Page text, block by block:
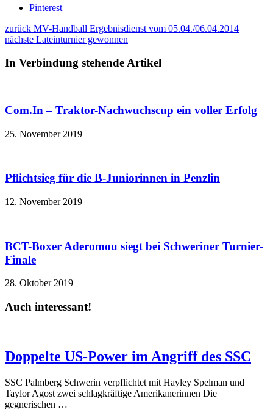
Pinterest
zurück MV-Handball Ergebnisdienst vom 05.04./06.04.2014
nächste Lateinturnier gewonnen
In Verbindung stehende Artikel
Com.In – Traktor-Nachwuchscup ein voller Erfolg
25. November 2019
Pflichtsieg für die B-Juniorinnen in Penzlin
12. November 2019
BCT-Boxer Aderomou siegt bei Schweriner Turnier-
Finale
28. Oktober 2019
Auch interessant!
Doppelte US-Power im Angriff des SSC
SSC Palmberg Schwerin verpflichtet mit Hayley Spelman und
Taylor Agost zwei schlagkräftige Amerikanerinnen Die
gegnerischen …